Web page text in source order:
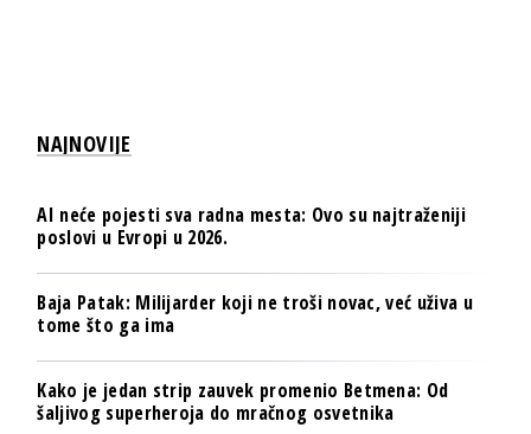
NAJNOVIJE
AI neće pojesti sva radna mesta: Ovo su najtraženiji
poslovi u Evropi u 2026.
Baja Patak: Milijarder koji ne troši novac, već uživa u
tome što ga ima
Kako je jedan strip zauvek promenio Betmena: Od
šaljivog superheroja do mračnog osvetnika